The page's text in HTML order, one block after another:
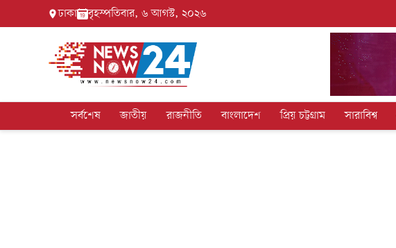
ঢাকা বৃহস্পতিবার, ৬ আগস্ট, ২০২৬
সর্বশেষ জাতীয় রাজনীতি বাংলাদেশ প্রিয় চট্টগ্রাম সারাবিশ্ব